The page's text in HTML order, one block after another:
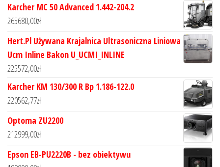
Karcher MC 50 Advanced 1.442-204.2
265680,00zł
Hert.Pl Używana Krajalnica Ultrasoniczna Liniowa
Ucm Inline Bakon U_UCMI_INLINE
225572,00zł
Karcher KM 130/300 R Bp 1.186-122.0
220562,77zł
Optoma ZU2200
212999,00zł
Epson EB-PU2220B - bez obiektywu